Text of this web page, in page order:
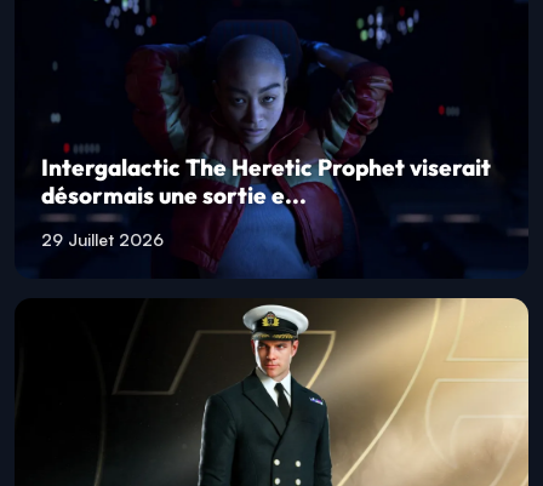
Intergalactic The Heretic Prophet viserait
désormais une sortie e...
29 Juillet 2026